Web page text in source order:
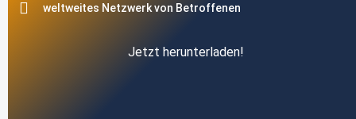
weltweites Netzwerk von Betroffenen
Jetzt herunterladen!